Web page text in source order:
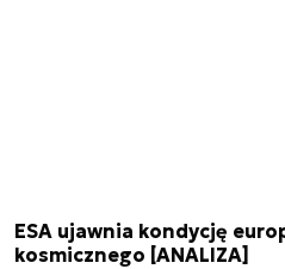
ESA ujawnia kondycję
kosmicznego [ANALIZA]